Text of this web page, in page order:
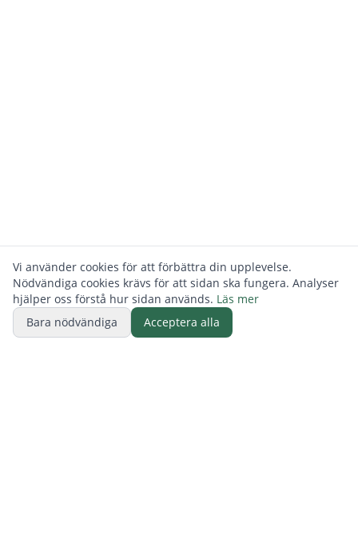
Vi använder cookies för att förbättra din upplevelse.
Nödvändiga cookies krävs för att sidan ska fungera. Analyser
hjälper oss förstå hur sidan används. Läs mer
Bara nödvändiga
Acceptera alla